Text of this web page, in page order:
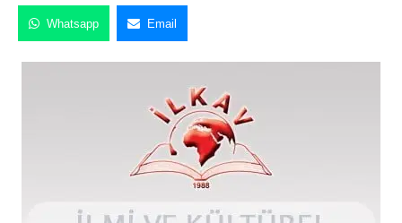
Whatsapp Email